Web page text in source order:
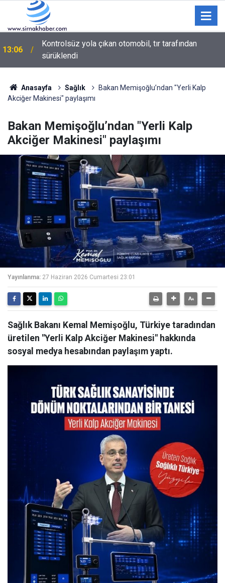
12:13
Şırnak’ta Şifa Kaynağı Nasrava Kaplıcaları
Bakımsızlığa Terk Edildi
Anasayfa Sağlık
Bakan Memişoğlu’ndan "Yerli Kalp
Akciğer Makinesi" paylaşımı
Bakan Memişoğlu’ndan "Yerli Kalp
Akciğer Makinesi" paylaşımı
Yayınlanma: 27 Haziran 2026 Cumartesi 23:01
Sağlık Bakanı Kemal Memişoğlu, Türkiye taradından
üretilen "Yerli Kalp Akciğer Makinesi" hakkında
sosyal medya hesabından paylaşım yaptı.